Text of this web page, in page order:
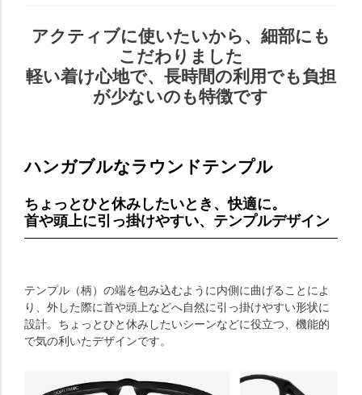
アクティブに使いたいから、細部にも
こだわりました
軽い着け心地で、長時間の利用でも負担
が少ないのも特徴です
ハンガブルなラウンドテンプル
ちょっとひと休みしたいとき、快適に。
首や頭上に引っ掛けやすい、テンプルデザイン
テンプル（柄）の端を包み込むように内側に曲げることによ
り、外した際に首や頭上などへ自然に引っ掛けやすい形状に
設計。ちょっとひと休みしたいシーンなどに役立つ、機能的
で気の利いたデザインです。